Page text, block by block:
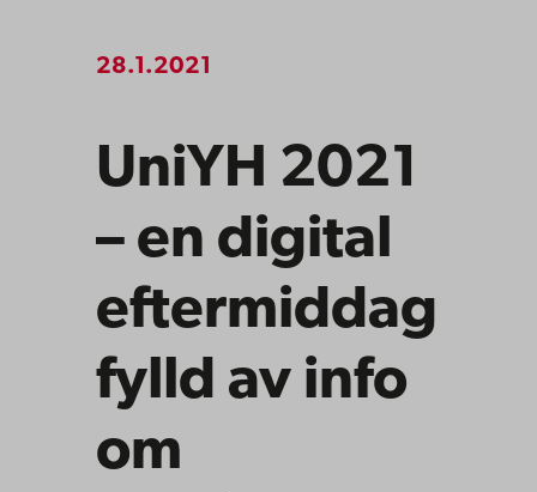
28.1.2021
UniYH 2021
– en digital
eftermiddag
fylld av info
om